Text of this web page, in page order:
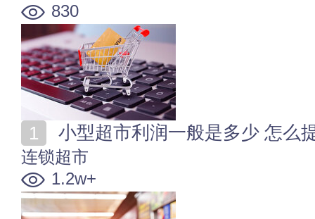
830
小型超市利润一般是多少 怎么
连锁超市
1.2w+